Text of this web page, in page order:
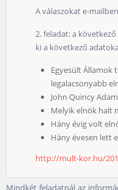
A válaszokat e-
2. feladat: a
ki a következő
Egyesült Államok
legalacsonyabb
John Quincy
Melyik elnök halt
Hány évig volt
Hány évesen lett
http://mult-kor.hu/